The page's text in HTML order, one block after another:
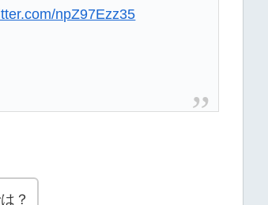
npZ97Ezz35
？